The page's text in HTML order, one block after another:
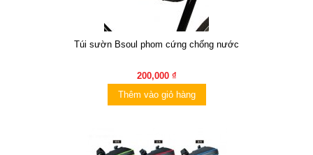
Túi sườn Bsoul phom cứng chống nước
200,000 ₫
Thêm vào giỏ hàng